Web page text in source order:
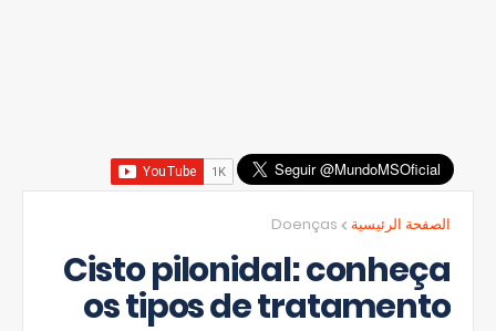
الصفحة الرئيسية Doenças
Cisto pilonidal: conheça
os tipos de tratamento